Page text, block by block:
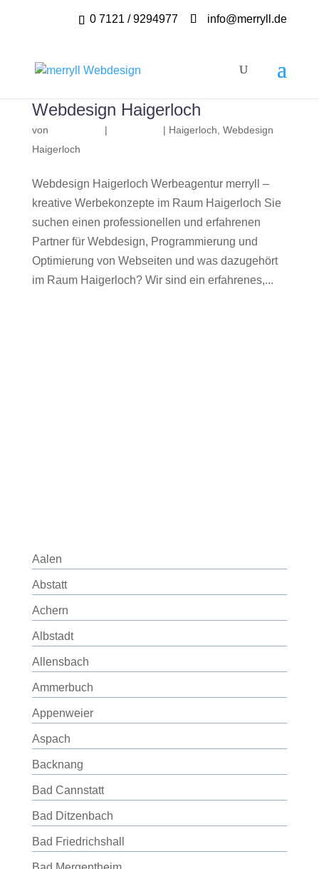
0 7121 / 9294977 info@merryll.de
Webdesign Haigerloch
von | | Haigerloch Webdesign
Haigerloch
Webdesign Haigerloch Werbeagentur merryll –
kreative Werbekonzepte im Raum Haigerloch Sie
suchen einen professionellen und erfahrenen
Partner für Webdesign, Programmierung und
Optimierung von Webseiten und was dazugehört
im Raum Haigerloch? Wir sind ein erfahrenes,...
Aalen
Abstatt
Achern
Albstadt
Allensbach
Ammerbuch
Appenweier
Aspach
Backnang
Bad Cannstatt
Bad Ditzenbach
Bad Friedrichshall